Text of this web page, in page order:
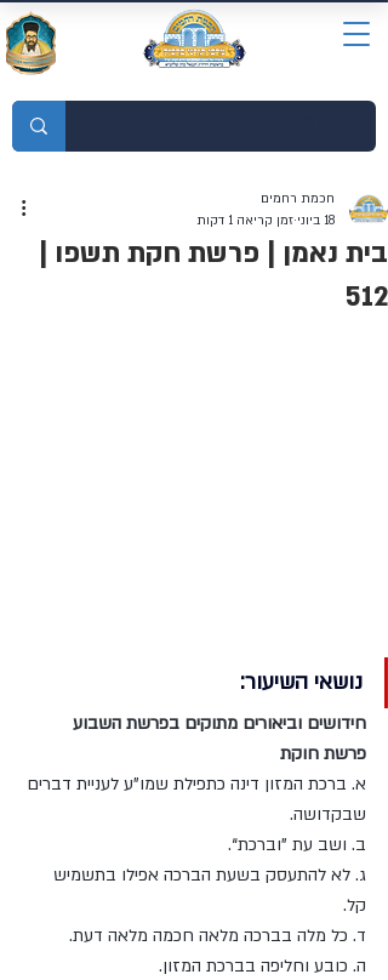
בית נאמן | פרשת חקת תשפו |
512
חכמת רחמים
18 ביוני
זמן קריאה 1 דקות
נושאי השיעור:
חידושים וביאורים מתוקים בפרשת השבוע
פרשת חוקת
א. ברכת המזון דינה כתפילת שמו”ע לעניית דברים
שבקדושה.
ב. ושב עת ”וברכת“.
ג. לא להתעסק בשעת הברכה אפילו בתשמיש
קל.
ד. כל מלה בברכה מלאה חכמה מלאה דעת.
ה. כובע וחליפה בברכת המזון.